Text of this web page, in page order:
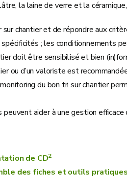
la laine de verre et la
chantier et de répondre aux
spécificités ; les conditionnements
doit être sensibilisé et bien
ou d’un valoriste est
monitoring du bon tri sur chantier
aider à une gestion
de CD2
des fiches et outils